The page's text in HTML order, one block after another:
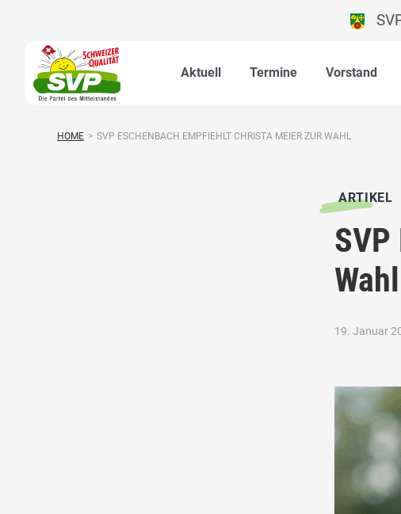
SVP
Aktuell Termine Vorstand
HOME > SVP ESCHENBACH EMPFIEHLT CHRISTA MEIER ZUR WAHL
ARTIKEL
Wahl
19. Januar